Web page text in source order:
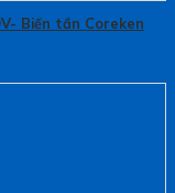
Biến tần Coreken